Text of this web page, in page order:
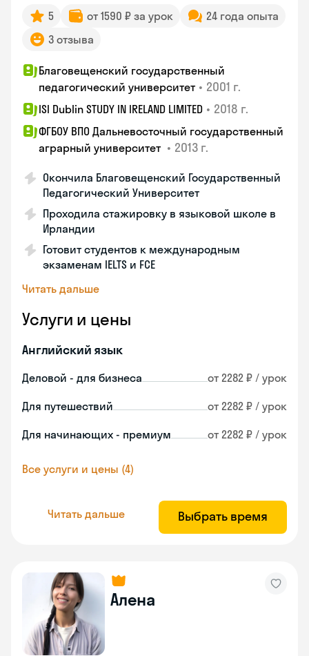
5 от 1590 ₽ за урок
24 года опыта
3 отзыва
Благовещенский государственный
педагогический университет • 2001 г.
ISI Dublin STUDY IN IRELAND LIMITED • 2018 г.
ФГБОУ ВПО Дальневосточный государственный
аграрный университет • 2013 г.
Окончила Благовещенский Государственный
Педагогический Университет
Проходила стажировку в языковой школе в
Ирландии
Готовит студентов к международным
экзаменам IELTS и FCE
Читать дальше
Услуги и цены
Английский язык
Деловой - для бизнеса от 2282 ₽ / урок
Для путешествий от 2282 ₽ / урок
Для начинающих - премиум от 2282 ₽ / урок
Все услуги и цены (4)
Читать дальше Выбрать время
Алена